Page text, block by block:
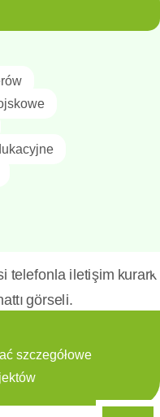
szczegółowe